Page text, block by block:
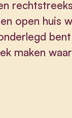
open huis
maken